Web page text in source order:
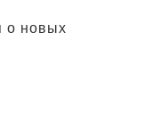
о новых